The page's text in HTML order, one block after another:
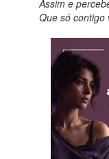
Assim e
Que só